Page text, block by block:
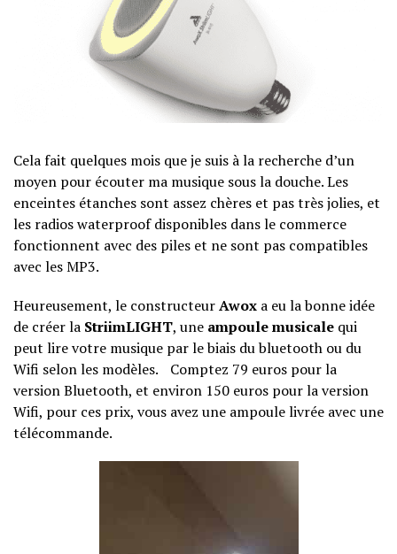
Cela fait quelques mois que je suis à la recherche d’un
moyen pour écouter ma musique sous la douche. Les
enceintes étanches sont assez chères et pas très jolies, et
les radios waterproof disponibles dans le commerce
fonctionnent avec des piles et ne sont pas compatibles
avec les MP3.
Heureusement, le constructeurAwox a eu la bonne idée
de créer la StriimLIGHT, une ampoule musicale qui
peut lire votre musique par le biais du bluetooth ou du
Wifi selon les modèles. Comptez 79 euros pour la
version Bluetooth, et environ 150 euros pour la version
Wifi, pour ces prix, vous avez une ampoule livrée avec une
télécommande.